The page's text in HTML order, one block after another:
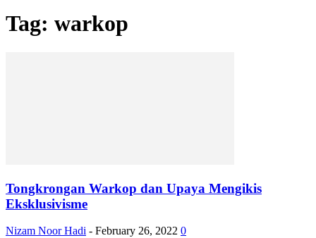
Tag: warkop
Tongkrongan Warkop dan Upaya Mengikis
Eksklusivisme
Nizam Noor Hadi - February 26, 2022 0